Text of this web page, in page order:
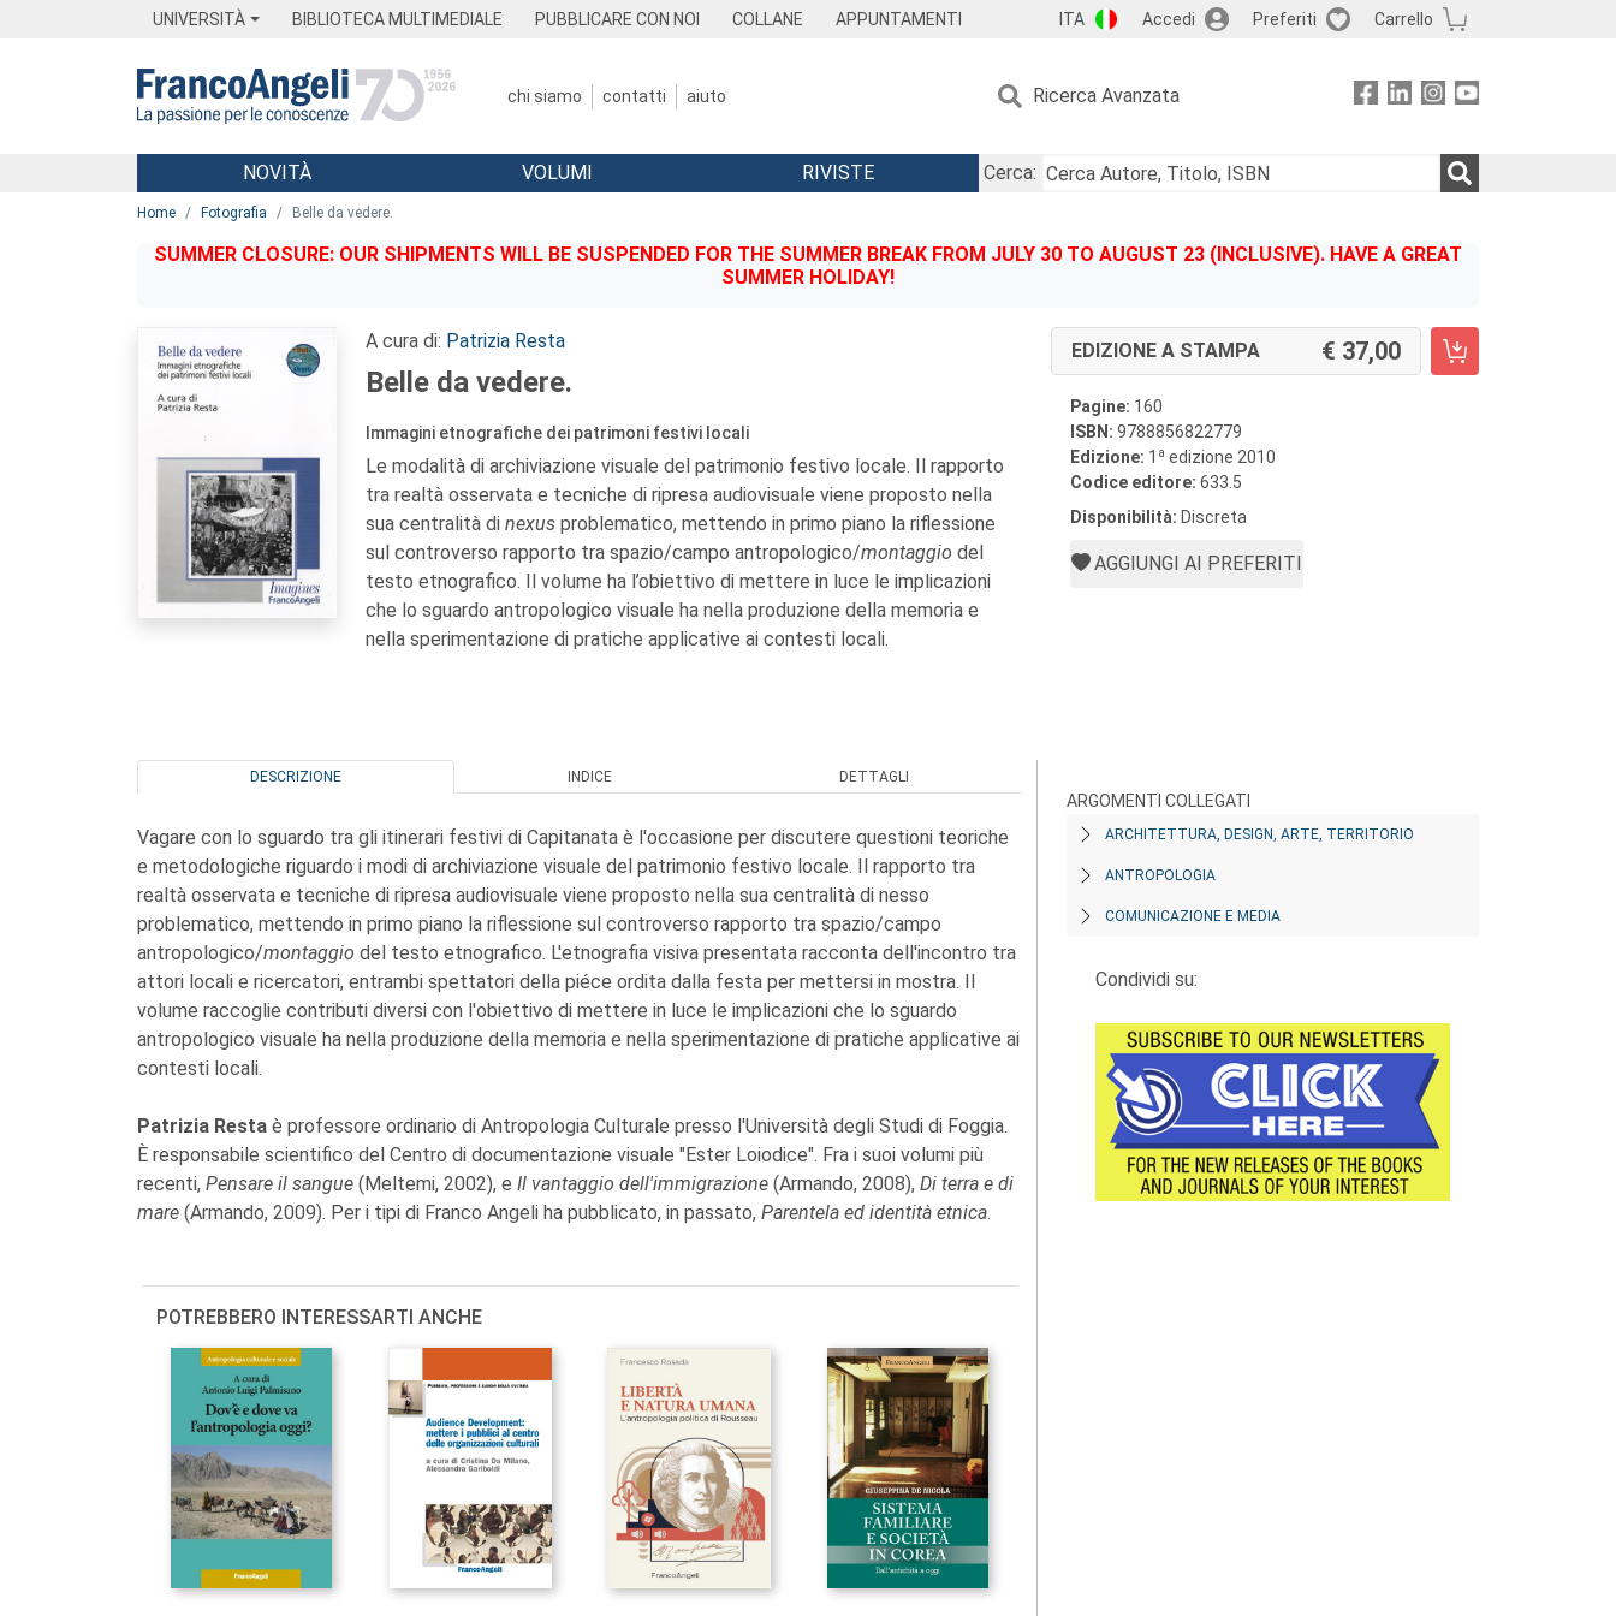
UNIVERSITÀ BIBLIOTECA MULTIMEDIALE PUBBLICARE CON NOI COLLANE APPUNTAMENTI ITA Accedi Preferiti Carrello
chi siamo contatti aiuto Ricerca Avanzata
Menu
NOVITÀ VOLUMI RIVISTE
Cerca:
Home Fotografia Belle da vedere.
SUMMER CLOSURE: OUR SHIPMENTS WILL BE SUSPENDED FOR THE SUMMER BREAK FROM JULY 30 TO AUGUST 23 (INCLUSIVE). HAVE A GREAT
SUMMER HOLIDAY!
A cura di: Patrizia Resta
Belle da vedere.
Immagini etnografiche dei patrimoni festivi locali
Le modalità di archiviazione visuale del patrimonio festivo locale. Il rapporto
tra realtà osservata e tecniche di ripresa audiovisuale viene proposto nella
sua centralità di nexus problematico, mettendo in primo piano la riflessione
sul controverso rapporto tra spazio/campo antropologico/montaggio del
testo etnografico. Il volume ha l’obiettivo di mettere in luce le implicazioni
che lo sguardo antropologico visuale ha nella produzione della memoria e
nella sperimentazione di pratiche applicative ai contesti locali.
EDIZIONE A STAMPA 37,00
Pagine: 160
ISBN: 9788856822779
Edizione: 1 a edizione 2010
Codice editore: 633.5
Disponibilità: Discreta
AGGIUNGI AI PREFERITI
DESCRIZIONE INDICE DETTAGLI
Vagare con lo sguardo tra gli itinerari festivi di Capitanata è l'occasione per discutere questioni teoriche
e metodologiche riguardo i modi di archiviazione visuale del patrimonio festivo locale. Il rapporto tra
realtà osservata e tecniche di ripresa audiovisuale viene proposto nella sua centralità di nesso
problematico, mettendo in primo piano la riflessione sul controverso rapporto tra spazio/campo
antropologico/montaggio del testo etnografico. L'etnografia visiva presentata racconta dell'incontro tra
attori locali e ricercatori, entrambi spettatori della piéce ordita dalla festa per mettersi in mostra. Il
volume raccoglie contributi diversi con l'obiettivo di mettere in luce le implicazioni che lo sguardo
antropologico visuale ha nella produzione della memoria e nella sperimentazione di pratiche applicative ai
contesti locali.
Patrizia Resta è professore ordinario di Antropologia Culturale presso l'Università degli Studi di Foggia.
È responsabile scientifico del Centro di documentazione visuale "Ester Loiodice". Fra i suoi volumi più
recenti, Pensare il sangue (Meltemi, 2002), e Il vantaggio dell'immigrazione (Armando, 2008), Di terra e di
mare (Armando, 2009). Per i tipi di Franco Angeli ha pubblicato, in passato, Parentela ed identità etnica.
POTREBBERO INTERESSARTI ANCHE
ARGOMENTI COLLEGATI
ARCHITETTURA, DESIGN, ARTE, TERRITORIO
ANTROPOLOGIA
COMUNICAZIONE E MEDIA
Condividi su: